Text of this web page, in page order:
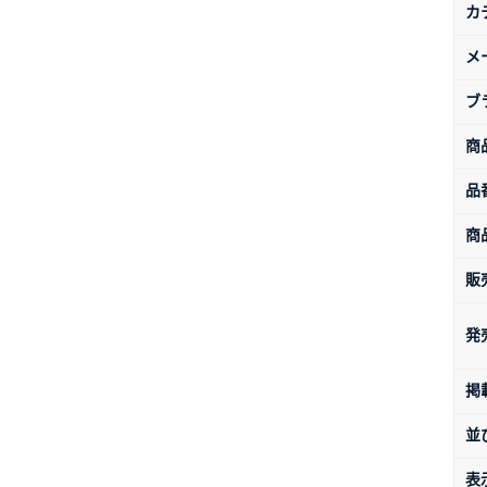
カ
メ
ブ
商
品
商
販
発
掲
並
表